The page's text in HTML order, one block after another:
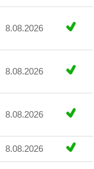
8.08.2026
8.08.2026
8.08.2026
8.08.2026